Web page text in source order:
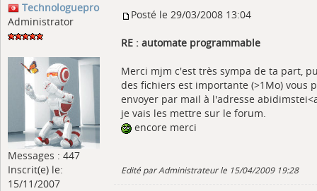
Technologuepro
Administrator
Messages : 447
Inscrit(e) le:
15/11/2007
Posté le 29/03/2008 13:04
RE : automate programmable
Merci mjm c'est très sympa de ta part,
des fichiers est importante (>1Mo) vous
envoyer par mail à l'adresse
je vais les mettre sur le forum.
encore merci
Edité par Administrateur le 15/04/2009 19:28